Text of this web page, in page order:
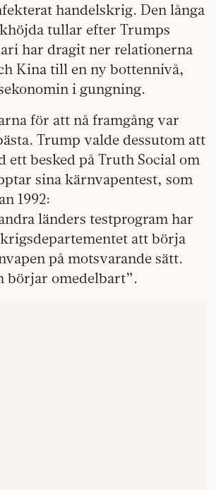
handelskrig. Den långa
tullar efter Trumps
har dragit ner relationerna
Kina till en ny bottennivå,
i gungning.
för att nå framgång var
Trump valde dessutom att
ett besked på Truth Social om
sina kärnvapentest, som
1992:
länders testprogram har
att börja
på motsvarande sätt.
börjar omedelbart”.